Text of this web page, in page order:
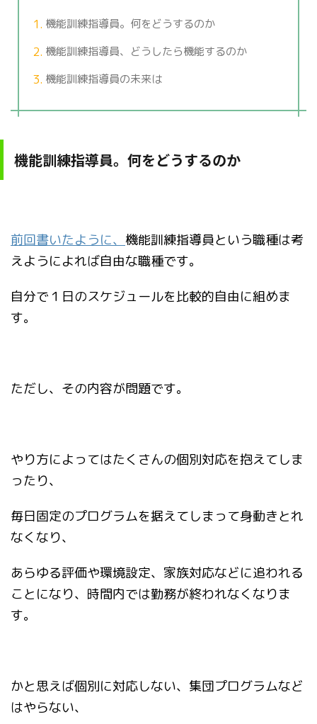
機能訓練指導員。何をどうするのか
機能訓練指導員、どうしたら機能するのか
機能訓練指導員の未来は
機能訓練指導員。何をどうするのか
前回書いたように、 機能訓練指導員という職種は考
えようによれば自由な職種です。
自分で１日のスケジュールを比較的自由に組めま
す。
ただし、その内容が問題です。
やり方によってはたくさんの個別対応を抱えてしま
ったり、
毎日固定のプログラムを据えてしまって身動きとれ
なくなり、
あらゆる評価や環境設定、家族対応などに追われる
ことになり、時間内では勤務が終われなくなりま
す。
かと思えば個別に対応しない、集団プログラムなど
はやらない、